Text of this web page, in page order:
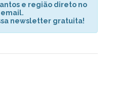
e região direto no
newsletter gratuita!